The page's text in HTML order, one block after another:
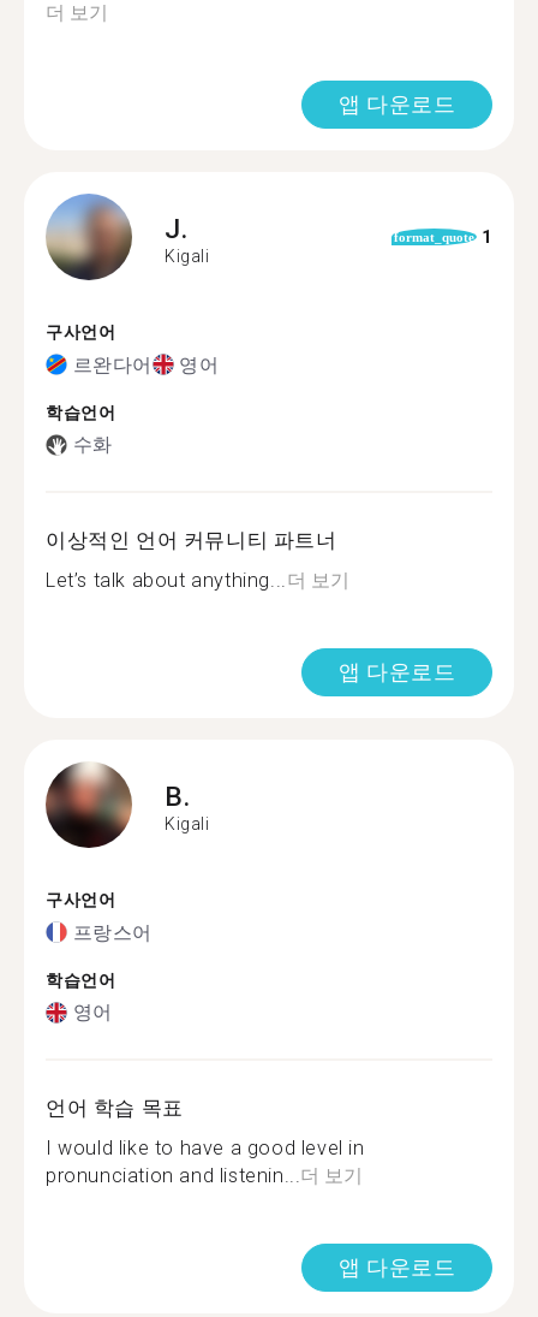
더 보기
앱 다운로드
J.
Kigali
format_quote 1
구사언어
르완다어 영어
학습언어
수화
이상적인 언어 커뮤니티 파트너
Let’s talk about anything...더 보기
앱 다운로드
B.
Kigali
구사언어
프랑스어
학습언어
영어
언어 학습 목표
I would like to have a good level in
pronunciation and listenin...더 보기
앱 다운로드